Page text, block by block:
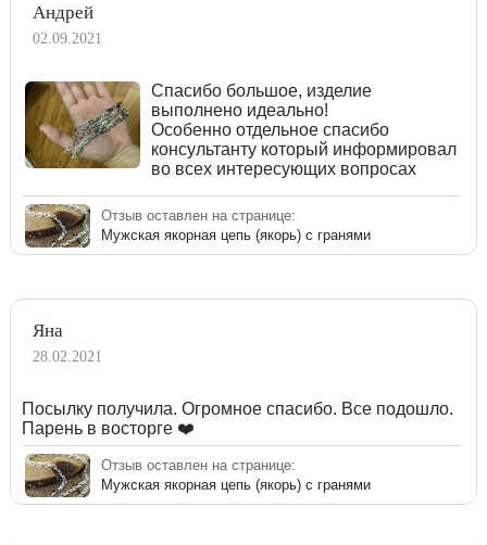
Андрей
02.09.2021
Спасибо большое, изделие
выполнено идеально!
Особенно отдельное спасибо
консультанту который информировал
во всех интересующих вопросах
Отзыв оставлен на странице:
Мужская якорная цепь (якорь) с гранями
Яна
28.02.2021
Посылку получила. Огромное спасибо. Все подошло.
Парень в восторге ❤️
Отзыв оставлен на странице:
Мужская якорная цепь (якорь) с гранями